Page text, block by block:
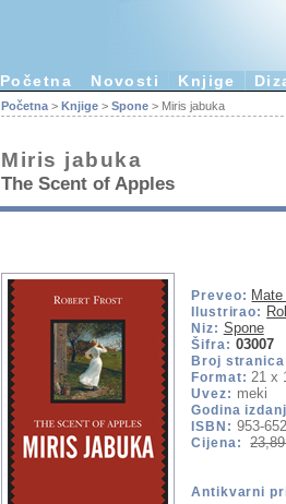
Početna Novosti Knjige
Početna > Knjige > Spone > Miris jabuka
Miris jabuka
The Scent of Apples
Preveo:
Ilustrirao:
Niz: Spone
Šifra: 03007
Broj
Format: 21 x
Uvez: meki
Godina
ISBN: 953-
Cijena:
Antikvarni